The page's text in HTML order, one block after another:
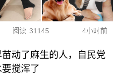
阅读 31145 4小时前
苗动了麻生的人，自民党
搅浑了